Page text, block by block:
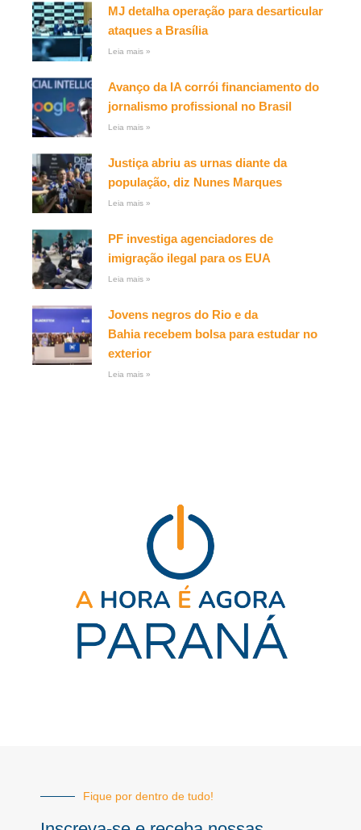
MJ detalha operação para desarticular
ataques a Brasília
Leia mais »
Avanço da IA corrói financiamento do
jornalismo profissional no Brasil
Leia mais »
Justiça abriu as urnas diante da
população, diz Nunes Marques
Leia mais »
PF investiga agenciadores de
imigração ilegal para os EUA
Leia mais »
Jovens negros do Rio e da
Bahia recebem bolsa para estudar no
exterior
Leia mais »
Fique por dentro de tudo!